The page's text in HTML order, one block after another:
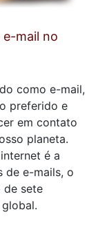
mail no
como e-mail,
preferido e
em contato
planeta.
é a
de e-mails, o
de sete